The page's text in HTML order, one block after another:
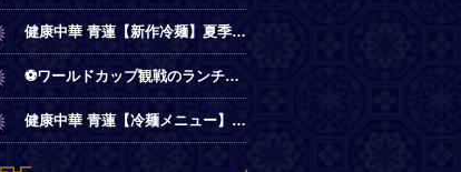
健康中華 青蓮【新作冷麺】夏季限定◎冷やし麻辣麺
⚽ワールドカップ観戦のランチは青蓮で！
健康中華 青蓮【冷麺メニュー】一部店舗にてスタート